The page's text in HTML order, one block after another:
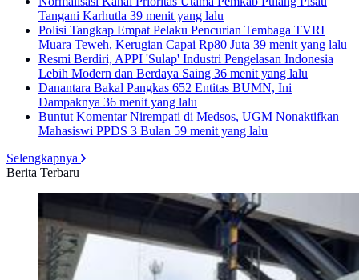
Tangani Karhutla 39 menit yang lalu
Polisi Tangkap Empat Pelaku Pencurian Tembaga TVRI
Muara Teweh, Kerugian Capai Rp80 Juta 39 menit yang lalu
Resmi Berdiri, APPI 'Sulap' Industri Pengelasan Indonesia
Lebih Modern dan Berdaya Saing 36 menit yang lalu
Danantara Bakal Pangkas 652 Entitas BUMN, Ini
Dampaknya 36 menit yang lalu
Buntut Komentar Nirempati di Medsos, UGM Nonaktifkan
Mahasiswi PPDS 3 Bulan 59 menit yang lalu
Selengkapnya
Berita Terbaru